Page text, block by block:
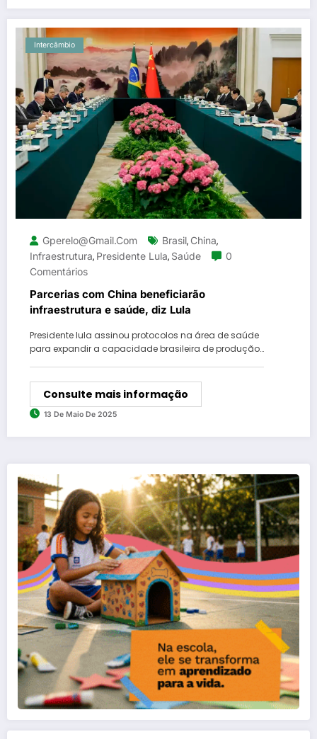
Intercâmbio
Gperelo@gmail.com Brasil, China,
Infraestrutura, Presidente Lula, Saúde
0
Comentários
Parcerias com China beneficiarão
infraestrutura e saúde, diz Lula
Presidente lula assinou protocolos na área de saúde
para expandir a capacidade brasileira de produção…
Consulte mais informação
13 De Maio De 2025